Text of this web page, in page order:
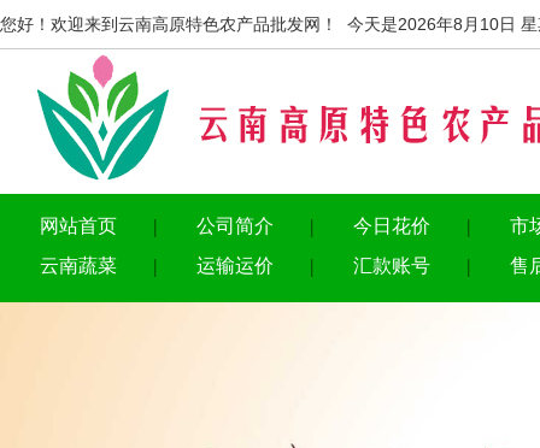
您好！欢迎来到云南高原特色农产品批发网！ 今天是2026年8月10日
网站首页 公司简介 今日花价
市
云南蔬菜
运输运价 汇款账号 售